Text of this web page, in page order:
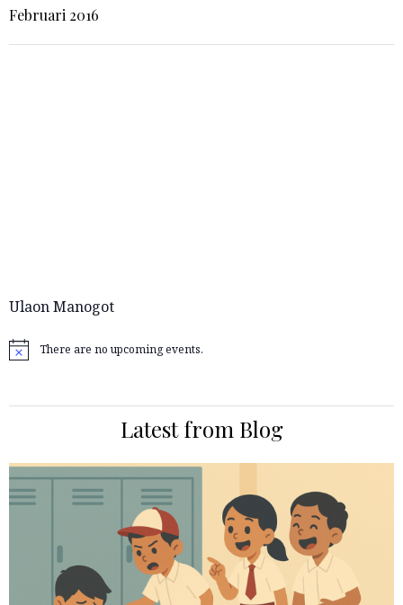
Februari 2016
Ulaon Manogot
Notice There are no upcoming events.
Latest from Blog